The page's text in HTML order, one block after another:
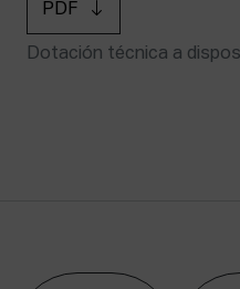
PDF
Dotación técnica a